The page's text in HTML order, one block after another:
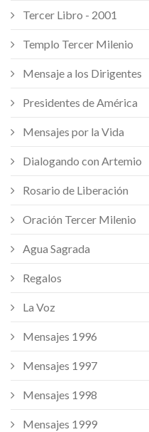
Tercer Libro - 2001
Templo Tercer Milenio
Mensaje a los Dirigentes
Presidentes de América
Mensajes por la Vida
Dialogando con Artemio
Rosario de Liberación
Oración Tercer Milenio
Agua Sagrada
Regalos
La Voz
Mensajes 1996
Mensajes 1997
Mensajes 1998
Mensajes 1999